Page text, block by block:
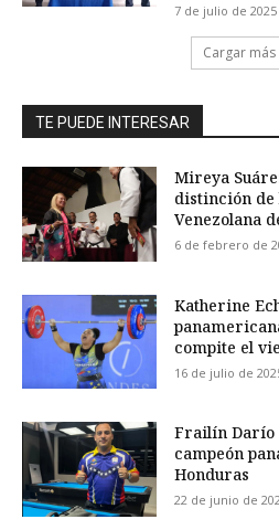
7 de julio de 2025
Cargar más
TE PUEDE INTERESAR
Mireya
distinción de
Venezolana
6 de febrero de
Katherine
compite el
16 de julio de
Frailín Darío
campeón
Honduras
22 de junio de